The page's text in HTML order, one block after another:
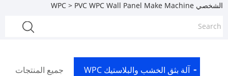
الشخصي WPC > PVC WPC Wall Panel Make Machine
جميع المنتجات آلة بثق الخشب والبلاستيك WPC